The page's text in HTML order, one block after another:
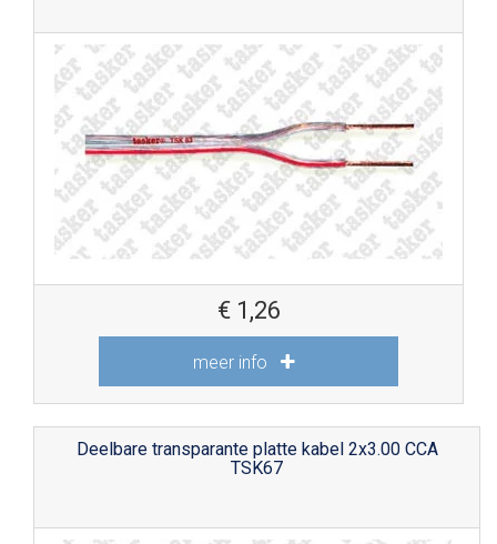
€ 1,26
meer info
Deelbare transparante platte kabel 2x3.00 CCA
TSK67